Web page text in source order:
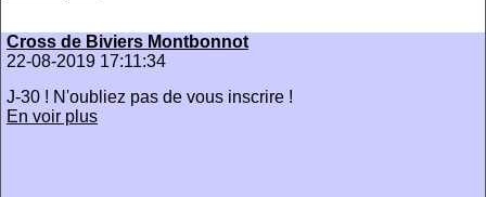
Cross de Biviers Montbonnot
22-08-2019 17:11:34
J-30 ! N'oubliez pas de vous inscrire !
En voir plus